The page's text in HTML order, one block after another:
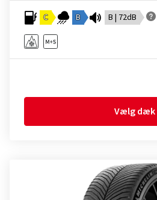
C B B | 72dB
Vælg dæk